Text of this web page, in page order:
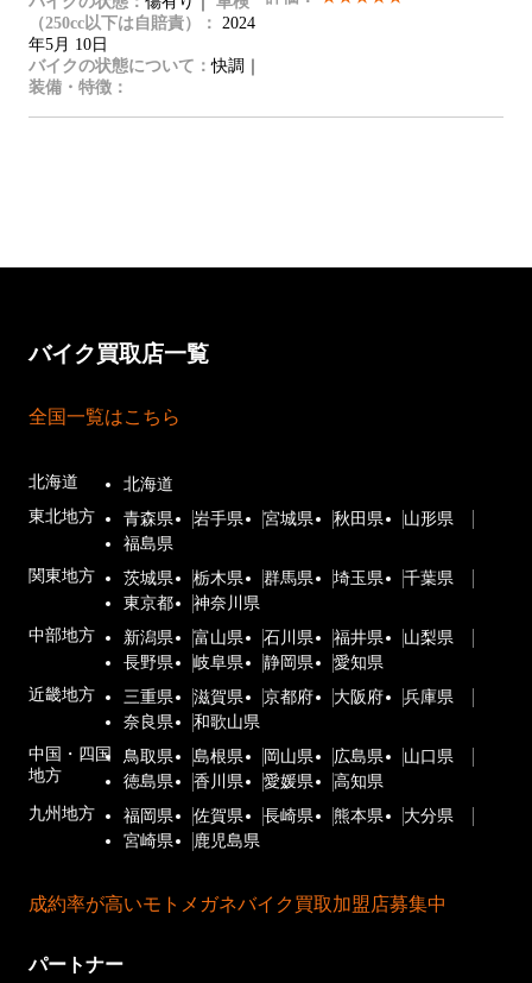
（250cc以下は自賠責）： 2024
年5月 10日
バイクの状態について：快調｜
装備・特徴：
バイク買取店一覧
全国一覧はこちら
北海道
北海道
東北地方
青森県 岩手県 宮城県 秋田県
山形県
福島県
関東地方
茨城県 栃木県 群馬県 埼玉県
千葉県
東京都
神奈川県
中部地方
新潟県 富山県 石川県 福井県
山梨県
長野県
岐阜県 静岡県
愛知県
近畿地方
三重県 滋賀県 京都府 大阪府
兵庫県
奈良県
和歌山県
中国・四国
地方
鳥取県 島根県 岡山県 広島県
山口県
徳島県
香川県 愛媛県
高知県
九州地方
福岡県 佐賀県 長崎県 熊本県
大分県
宮崎県
鹿児島県
成約率が高いモトメガネバイク買取加盟店募集中
パートナー